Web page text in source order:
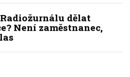
dělat
Není zaměstnanec,